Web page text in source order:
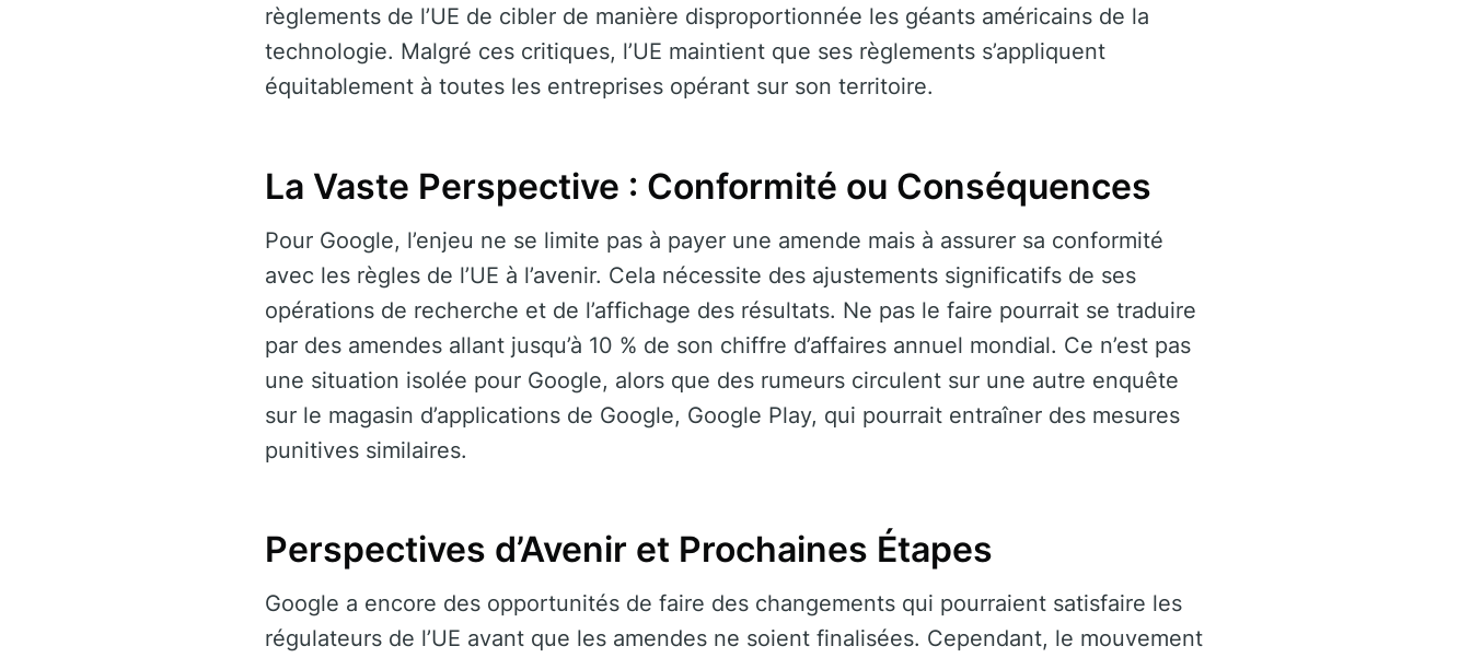
règlements de l’UE de cibler de manière disproportionnée les géants américains de la
technologie. Malgré ces critiques, l’UE maintient que ses règlements s’appliquent
équitablement à toutes les entreprises opérant sur son territoire.
La Vaste Perspective : Conformité ou Conséquences
Pour Google, l’enjeu ne se limite pas à payer une amende mais à assurer sa conformité
avec les règles de l’UE à l’avenir. Cela nécessite des ajustements significatifs de ses
opérations de recherche et de l’affichage des résultats. Ne pas le faire pourrait se traduire
par des amendes allant jusqu’à 10 % de son chiffre d’affaires annuel mondial. Ce n’est pas
une situation isolée pour Google, alors que des rumeurs circulent sur une autre enquête
sur le magasin d’applications de Google, Google Play, qui pourrait entraîner des mesures
punitives similaires.
Perspectives d’Avenir et Prochaines Étapes
Google a encore des opportunités de faire des changements qui pourraient satisfaire les
régulateurs de l’UE avant que les amendes ne soient finalisées. Cependant, le mouvement